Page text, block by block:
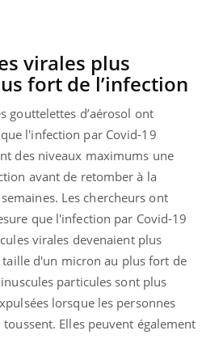
virales plus
fort de l’infection
gouttelettes d’aérosol ont
l'infection par Covid-19
des niveaux maximums une
avant de retomber à la
Les chercheurs ont
que l'infection par Covid-19
virales devenaient plus
d'un micron au plus fort de
particules sont plus
lorsque les personnes
Elles peuvent également